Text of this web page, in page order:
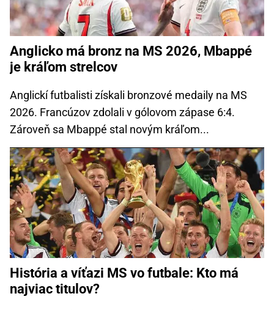
Anglicko má bronz na MS 2026, Mbappé
je kráľom strelcov
Anglickí futbalisti získali bronzové medaily na MS
2026. Francúzov zdolali v gólovom zápase 6:4.
Zároveň sa Mbappé stal novým kráľom...
História a víťazi MS vo futbale: Kto má
najviac titulov?